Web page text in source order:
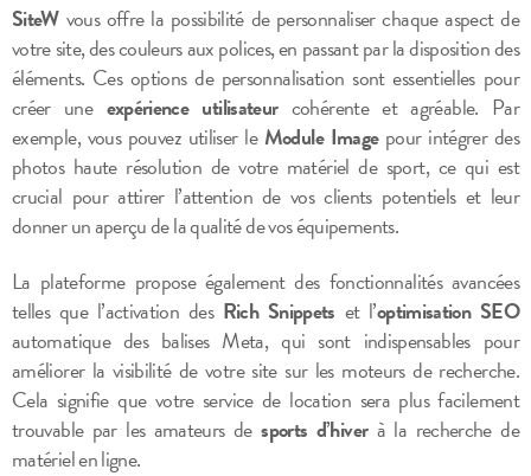
SiteWvous offre la possibilité de personnaliser chaque aspect de
votre site, des couleurs aux polices, en passant par la disposition des
éléments. Ces options de personnalisation sont essentielles pour
créer une expérience utilisateurcohérente et agréable. Par
exemple, vous pouvez utiliser le Module Imagepour intégrer des
photos haute résolution de votre matériel de sport, ce qui est
crucial pour attirer l’attention de vos clients potentiels et leur
donner un aperçu de la qualité de vos équipements.
La plateforme propose également des fonctionnalités avancées
telles que l’activation des Rich Snippets et l’optimisation SEO
automatique des balises Meta, qui sont indispensables pour
améliorer la visibilité de votre site sur les moteurs de recherche.
Cela signifie que votre service de location sera plus facilement
trouvable par les amateurs desports d’hiverà la recherche de
matériel en ligne.